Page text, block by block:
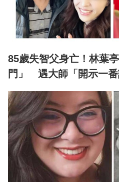
85歲失智父身亡！林葉
門」 遇大師「開示一